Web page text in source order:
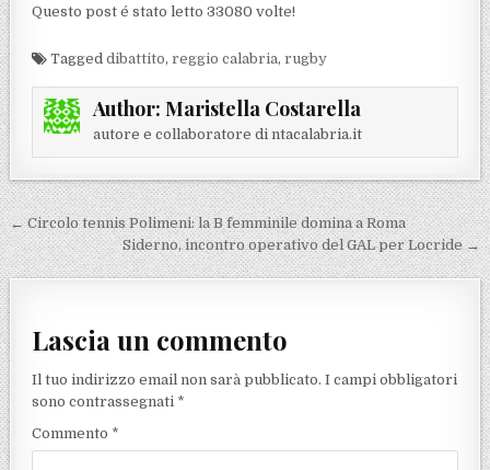
Questo post é stato letto 33080 volte!
Taggeddibattito,reggio calabria,rugby
Author: Maristella Costarella
autore e collaboratore di ntacalabria.it
Navigazione articoli
← Circolo tennis Polimeni: la B femminile domina a Roma
Siderno, incontro operativo del GAL per Locride →
Lascia un commento
Il tuo indirizzo email non sarà pubblicato. I campi obbligatori
sono contrassegnati *
Commento *